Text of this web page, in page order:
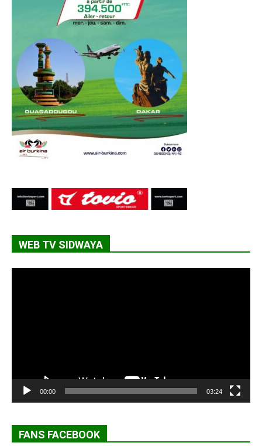
WEB TV SIDWAYA
00:00 03:24
FANS FACEBOOK